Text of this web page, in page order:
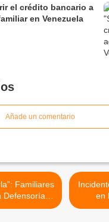
el crédito bancario a
en Venezuela
Añade un comentario
Defensoría
Amnistía en
en